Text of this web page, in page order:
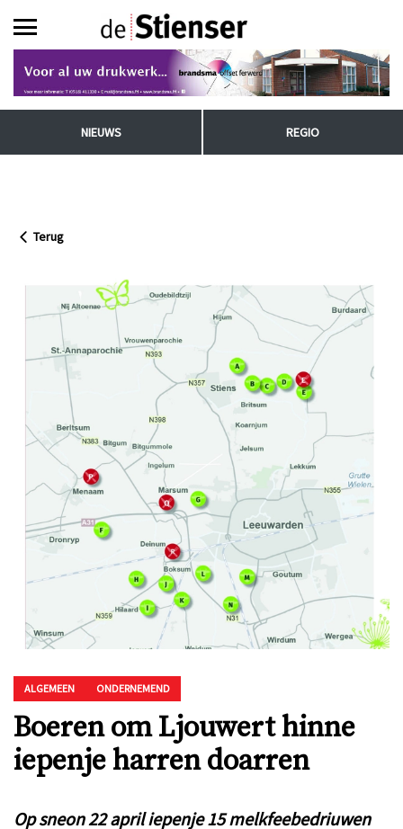
NIEUWS REGIO
Terug
ALGEMEEN ONDERNEMEND
Boeren om Ljouwert hinne
iepenje harren doarren
Op sneon 22 april iepenje 15 melkfeebedriuwen